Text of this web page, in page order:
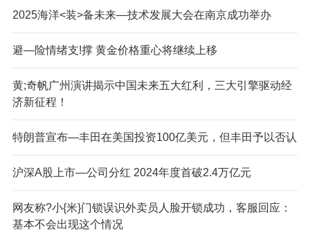
2025海洋<装>备未来—技术发展大会在南京成功举办
避—险情绪支!撑 黄金价格重心将继续上移
黄;奇帆广州演讲揭示中国未来五大红利，三大引擎驱动经
济新征程！
特朗普宣布—丰田在美国投资100亿美元，但丰田予以否认
沪深A股上市—公司分红 2024年度首破2.4万亿元
网友称?小{米}门锁误识外卖员人脸开锁成功，客服回应：
基本不会出现这个情况